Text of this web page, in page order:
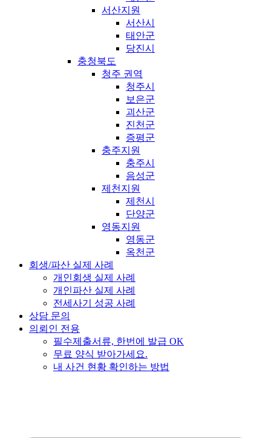
서산지원
서산시
태안군
당진시
충청북도
청주 권역
청주시
보은군
괴산군
진천군
증평군
충주지원
충주시
음성군
제천지원
제천시
단양군
영동지원
영동군
옥천군
회생/파산 실제 사례
개인회생 실제 사례
개인파산 실제 사례
전세사기 성공 사례
상담 문의
의뢰인 전용
필수제출서류, 한번에 발급 OK
무료 양식 받아가세요.
내 사건 현황 확인하는 방법